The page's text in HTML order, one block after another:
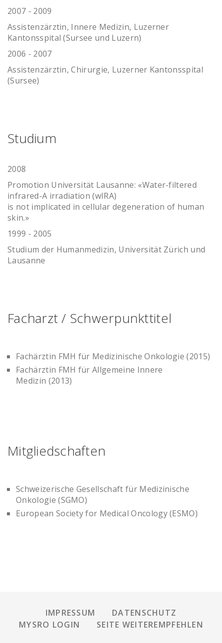
2007 - 2009
Assistenzärztin, Innere Medizin, Luzerner
Kantonsspital (Sursee und Luzern)
2006 - 2007
Assistenzärztin, Chirurgie, Luzerner Kantonsspital
(Sursee)
Studium
2008
Promotion Universität Lausanne: «Water-filtered
infrared-A irradiation (wIRA)
is not implicated in cellular degeneration of human
skin.»
1999 - 2005
Studium der Humanmedizin, Universität Zürich und
Lausanne
Facharzt / Schwerpunkttitel
Fachärztin FMH für Medizinische Onkologie (2015)
Fachärztin FMH für Allgemeine Innere
Medizin (2013)
Mitgliedschaften
Schweizerische Gesellschaft für Medizinische
Onkologie (SGMO)
European Society for Medical Oncology (ESMO)
IMPRESSUM
DATENSCHUTZ
MYSRO LOGIN
SEITE WEITEREMPFEHLEN